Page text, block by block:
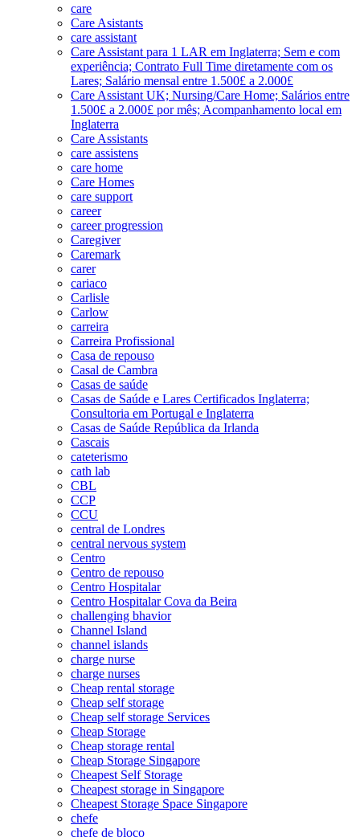
care
Care Asistants
care assistant
Care Assistant para 1 LAR em Inglaterra; Sem e com
experiência; Contrato Full Time diretamente com os
Lares; Salário mensal entre 1.500£ a 2.000£
Care Assistant UK; Nursing/Care Home; Salários entre
1.500£ a 2.000£ por mês; Acompanhamento local em
Inglaterra
Care Assistants
care assistens
care home
Care Homes
care support
career
career progression
Caregiver
Caremark
carer
cariaco
Carlisle
Carlow
carreira
Carreira Profissional
Casa de repouso
Casal de Cambra
Casas de saúde
Casas de Saúde e Lares Certificados Inglaterra;
Consultoria em Portugal e Inglaterra
Casas de Saúde República da Irlanda
Cascais
cateterismo
cath lab
CBL
CCP
CCU
central de Londres
central nervous system
Centro
Centro de repouso
Centro Hospitalar
Centro Hospitalar Cova da Beira
challenging bhavior
Channel Island
channel islands
charge nurse
charge nurses
Cheap rental storage
Cheap self storage
Cheap self storage Services
Cheap Storage
Cheap storage rental
Cheap Storage Singapore
Cheapest Self Storage
Cheapest storage in Singapore
Cheapest Storage Space Singapore
chefe
chefe de bloco